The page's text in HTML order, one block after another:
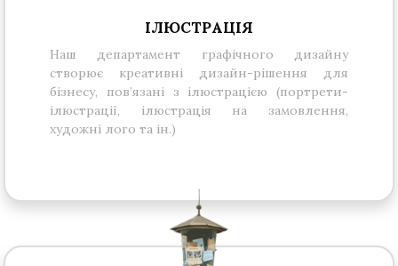
ІЛЮСТРАЦІЯ
Наш департамент графічного дизайну
створює креативні дизайн-рішення для
бізнесу, пов’язані з ілюстрацією (портрети-
ілюстрації, ілюстрація на замовлення,
художні лого та ін.)